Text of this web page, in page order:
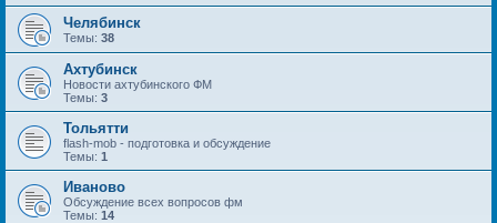
Челябинск
Темы: 38
Ахтубинск
Новости ахтубинского ФМ
Темы: 3
Тольятти
flash-mob - подготовка и обсуждение
Темы: 1
Иваново
Обсуждение всех вопросов фм
Темы: 14